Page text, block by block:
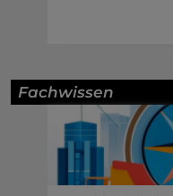
Fachwissen